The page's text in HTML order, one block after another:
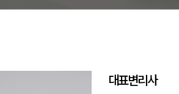
대표변리사